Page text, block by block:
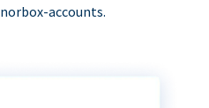
accounts.